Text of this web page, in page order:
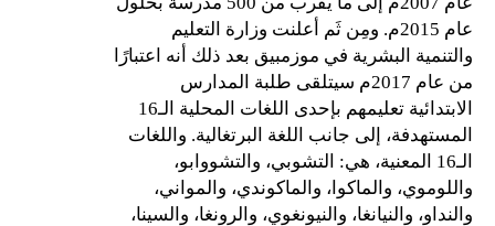
عام 2015م. ومِن ثَم أعلنت وزارة التعليم
والتنمية البشرية في موزمبيق بعد ذلك أنه اعتبارًا
من عام 2017م سيتلقى طلبة المدارس
الابتدائية تعليمهم بإحدى اللغات المحلية الـ16
المستهدفة، إلى جانب اللغة البرتغالية. واللغات
الـ16 المعنية، هي: التشوبي، والتشووابو،
واللوموي، والماكوا، والماكوندي، والمواني،
والنداو، والنيانغا، والنيونغوي، والرونغا، والسينا،